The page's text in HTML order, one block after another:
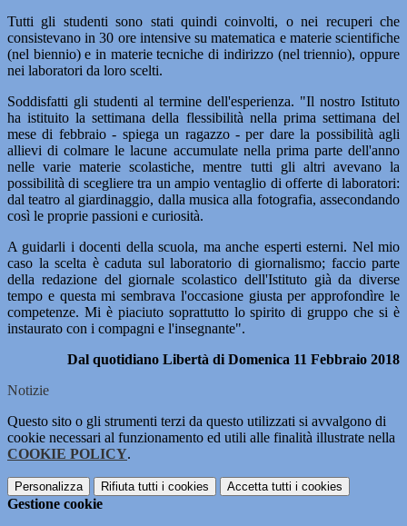
Tutti gli studenti sono stati quindi coinvolti, o nei re­cuperi che
consistevano in 30 ore intensive su matematica e materie scientifiche
(nel biennio) e in materie tecniche di indirizzo (nel triennio), oppure
nei laboratori da loro scelti.
Soddisfatti gli studenti al termine dell'esperienza. "Il no­stro Istituto
ha istituito la settimana della flessibilità nella prima setti­mana del
mese di febbraio - spiega un ragazzo-per dare la possibilità agli
allievi di colmare le lacune ac­cumulate nella prima parte dell'an­no
nelle varie materie scolastiche, mentre tutti gli altri avevano la
possibilità di scegliere tra un ampio ventaglio di offerte di laboratori:
dal teatro al giardinaggio, dalla musi­ca alla fotografia, assecondando
co­sì le proprie passioni e curiosità.
A guidarli i docenti della scuola, ma anche esperti esterni. Nel mio
ca­so la scelta è caduta sul laboratorio di giornalismo; faccio parte
della redazione del giornale scolastico dell'Istituto già da diverse
tempo e questa mi sembrava l'occasione giusta per approfondìre le
competenze. Mi è piaciuto soprattutto lo spirito di gruppo che si è
instaura­to con i compagni e l'insegnante".
Dal quotidiano Libertà di Domenica 11 Febbraio 2018
Notizie
Questo sito o gli strumenti terzi da questo utilizzati si avvalgono di
cookie necessari al funzionamento ed utili alle finalità illustrate nella
COOKIE POLICY.
Personalizza Rifiuta tutti i cookies Accetta tutti i cookies
Gestione cookie